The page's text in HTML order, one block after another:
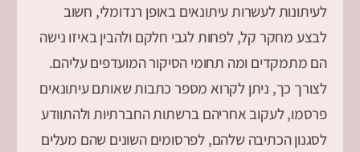
לעיתונות לעשרות עיתונאים באופן רנדומלי, חשוב
לבצע מחקר קל, לפחות לגבי חלקם ולהבין באיזו נישה
הם מתמקדים ומה תחומי הסיקור המועדפים עליהם.
לצורך כך, ניתן לקרוא מספר כתבות שאותם עיתונאים
פרסמו, לעקוב אחריהם ברשתות החברתיות ולהתוודע
לסגנון הכתיבה שלהם, לפרסומים השונים שהם מעלים